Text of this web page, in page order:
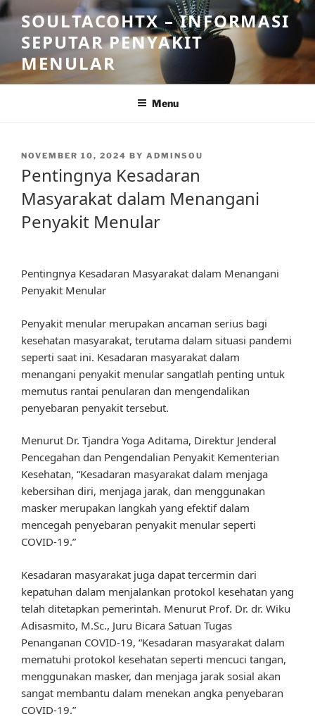
Skip
to
content
SOULTACOHTX – INFORMASI
SEPUTAR PENYAKIT
MENULAR
Menu
POSTED
NOVEMBER 10, 2024 BY ADMINSOU
Pentingnya Kesadaran
Masyarakat dalam Menangani
Penyakit Menular
Pentingnya Kesadaran Masyarakat dalam Menangani
Penyakit Menular
Penyakit menular merupakan ancaman serius bagi
kesehatan masyarakat, terutama dalam situasi pandemi
seperti saat ini. Kesadaran masyarakat dalam
menangani penyakit menular sangatlah penting untuk
memutus rantai penularan dan mengendalikan
penyebaran penyakit tersebut.
Menurut Dr. Tjandra Yoga Aditama, Direktur Jenderal
Pencegahan dan Pengendalian Penyakit Kementerian
Kesehatan, “Kesadaran masyarakat dalam menjaga
kebersihan diri, menjaga jarak, dan menggunakan
masker merupakan langkah yang efektif dalam
mencegah penyebaran penyakit menular seperti
COVID-19.”
Kesadaran masyarakat juga dapat tercermin dari
kepatuhan dalam menjalankan protokol kesehatan yang
telah ditetapkan pemerintah. Menurut Prof. Dr. dr. Wiku
Adisasmito, M.Sc., Juru Bicara Satuan Tugas
Penanganan COVID-19, “Kesadaran masyarakat dalam
mematuhi protokol kesehatan seperti mencuci tangan,
menggunakan masker, dan menjaga jarak sosial akan
sangat membantu dalam menekan angka penyebaran
COVID-19.”